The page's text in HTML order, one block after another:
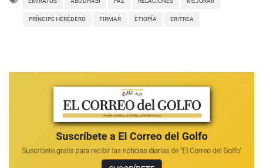
PRÍNCIPE HEREDERO FIRMAR ETIOPÍA ERITREA